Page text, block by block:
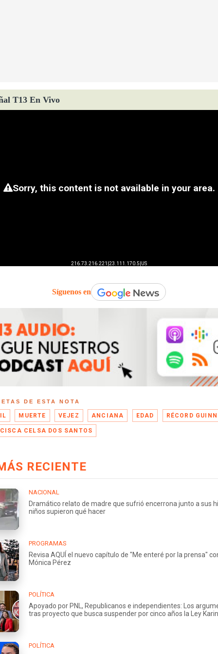
T13 En Vivo
Síguenos en
DE ESTA NOTA
MUERTE VEJEZ ANCIANA EDAD RÉCORD
CELSA DOS SANTOS
RECIENTE
NACIONAL
Dramático relato de madre que sufrió encerrona junto a sus
niños supieron qué hacer
PROGRAMAS
Revisa AQUÍ el nuevo capítulo de "Me enteré por la prensa"
Mónica Pérez
POLÍTICA
Apoyado por PNL, Republicanos e independientes: Los
tras proyecto que busca suspender por cinco años la Ley Karin
POLÍTICA